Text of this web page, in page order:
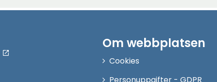
Om webbplatsen
Cookies